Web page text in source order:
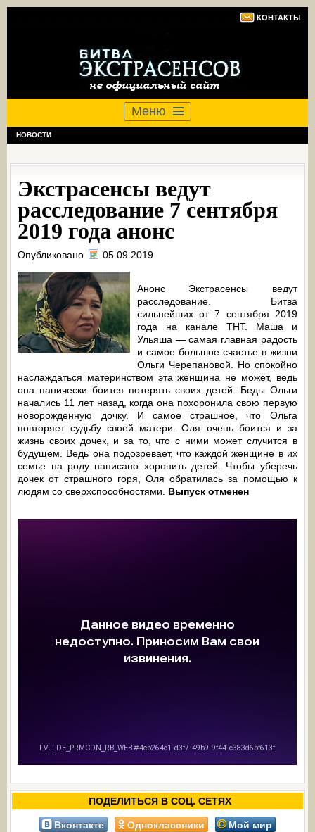
КОНТАКТЫ
Меню
НОВОСТИ
Экстрасенсы ведут
расследование 7 сентября
2019 года анонс
Опубликовано 05.09.2019
Анонс Экстрасенсы ведут
расследование. Битва
сильнейших от 7 сентября 2019
года на канале ТНТ. Маша и
Ульяша — самая главная радость
и самое большое счастье в жизни
Ольги Черепановой. Но спокойно
наслаждаться материнством эта женщина не может, ведь
она панически боится потерять своих детей. Беды Ольги
начались 11 лет назад, когда она похоронила свою первую
новорожденную дочку. И самое страшное, что Ольга
повторяет судьбу своей матери. Оля очень боится и за
жизнь своих дочек, и за то, что с ними может случится в
будущем. Ведь она подозревает, что каждой женщине в их
семье на роду написано хоронить детей. Чтобы уберечь
дочек от страшного горя, Оля обратилась за помощью к
людям со сверхспособностями. Выпуск отменен
ПОДЕЛИТЬСЯ В СОЦ. СЕТЯХ
Вконтакте Одноклассники Мой мир